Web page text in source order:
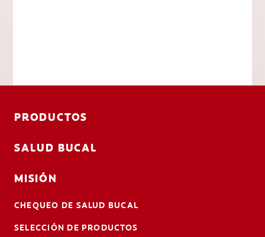
PRODUCTOS
SALUD BUCAL
MISIÓN
CHEQUEO DE SALUD BUCAL
SELECCIÓN DE PRODUCTOS